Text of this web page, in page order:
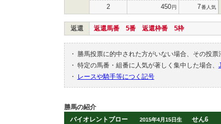
2 450円 7番人気
返還 返還馬番 5番 返還枠番 5枠
・
勝馬投票に的中された方がいない場合、その投
・ 特定の馬番・組番に人気が著しく集中した場合、
・
レースや騎手等につく記号
勝馬の紹介
バイオレントブロー
2015年4月15日生 せん6